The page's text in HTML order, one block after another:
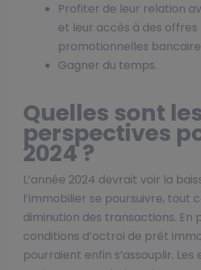
Profiter de leur relation
et leur accès à des offres
promotionnelles
Gagner du temps.
Quelles sont
perspectives
2024 ?
L’année 2024 devrait voir la
l’immobilier se poursuivre, tout
diminution des transactions. En
conditions d’octroi de prêt
pourraient enfin s’assouplir. Les